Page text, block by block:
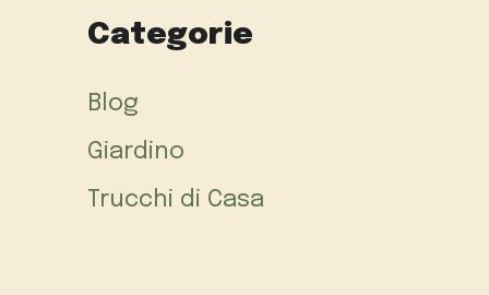
Categorie
Blog
Giardino
Trucchi di Casa